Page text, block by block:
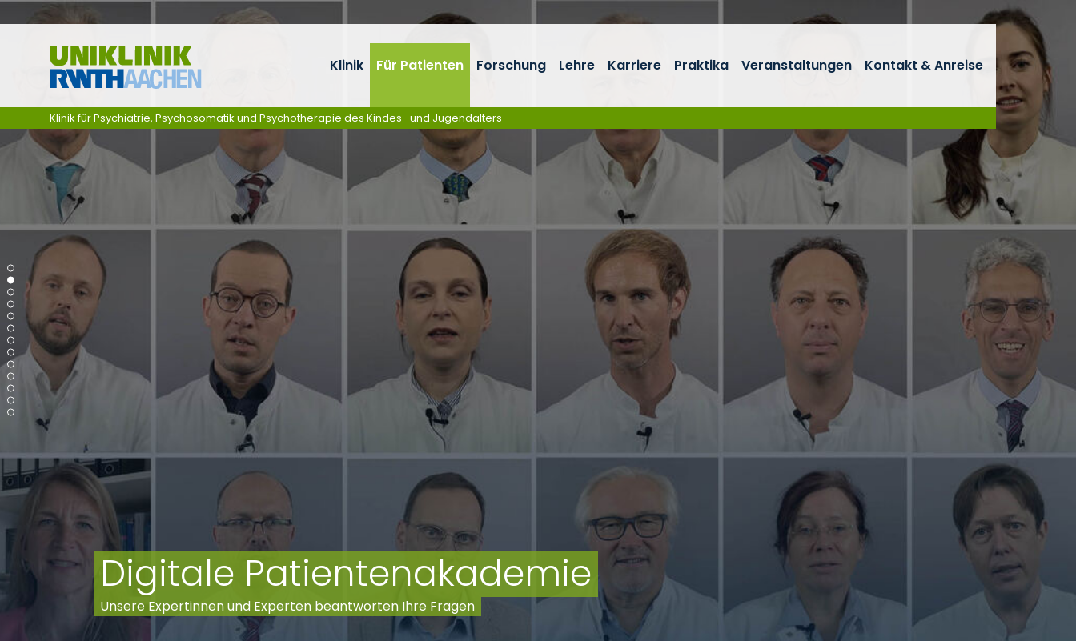
Ga naar navigatie
Digitale Patientenakademie
Unsere Expertinnen und Experten beantworten Ihre Fragen
Klinik Für Patienten Forschung Lehre Karriere Praktika Veranstaltungen Kontakt & Anreise
Klinik für Psychiatrie, Psychosomatik und Psychotherapie des Kindes- und Jugendalters